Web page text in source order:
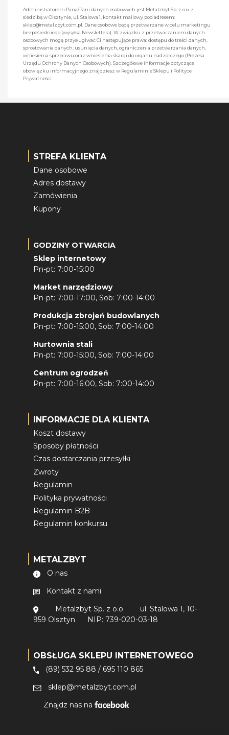
Administratorem Pana/Pani danych osobowych jest Metalzbyt Sp. z o.o. z
siedzibą w Olsztynie, ul. Stalowa 1, kontakt mailowy pod adresem:
sklep@metalzbyt.com.pl. Dane osobowe będą przetwarzane w celu marketingu
bezpośredniego (wysyłka Newslettera). W związku z przetwarzaniem danych
osobowych mogą przysługiwać Ci następujące prawa: dostępu do treści danych,
sprostowania danych, usunięcia danych, ograniczenia przetwarzania danych,
wniesienia sprzeciwu oraz wniesienia skargi do organu nadzorczego (Prezesa
Urzędu Ochrony Danych Osobowych). Szczegółowe informacje dotyczące
obowiązku informacyjnego znajdziesz w Regulaminie Sklepu i Polityce
Prywatności.
STREFA KLIENTA
Dane osobowe
Adres dostawy
Zamówienia
Kupony
GODZINY OTWARCIA
Sklep internetowy
Pn-pt: 7:00-15:00
Market narzędziowy
Pn-pt: 7:00-17:00, Sob: 7:00-14:00
Produkcja zbrojeń budowlanych
Pn-pt: 7:00-15:00, Sob: 7:00-14:00
Hurtownia stali
Pn-pt: 7:00-15:00, Sob: 7:00-14:00
Centrum ogrodzeń
Pn-pt: 7:00-16:00, Sob: 7:00-14:00
INFORMACJE DLA KLIENTA
Koszt dostawy
Sposoby płatności
Czas dostarczania przesyłki
Zwroty
Regulamin
Polityka prywatności
Regulamin B2B
Regulamin konkursu
METALZBYT
O nas
Kontakt z nami
Metalzbyt Sp. z o.o
ul. Stalowa 1, 10-
959 Olsztyn
NIP: 739-020-03-18
OBSŁUGA SKLEPU INTERNETOWEGO
(89) 532 95 88 / 695 110 865
sklep@metalzbyt.com.pl
Znajdz nas na